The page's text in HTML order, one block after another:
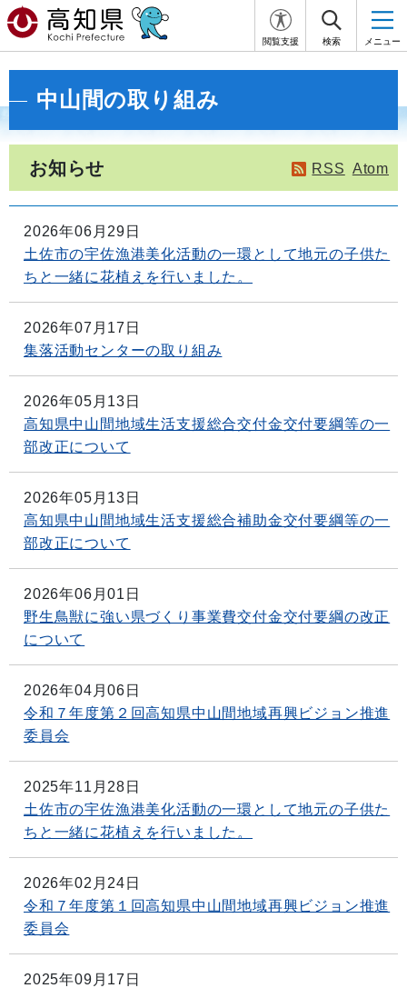
閲覧支援 検索 メニュー
中山間の取り組み
お知らせ RSS Atom
2026年06月29日
土佐市の宇佐漁港美化活動の一環として地元の子供た
ちと一緒に花植えを行いました。
2026年07月17日
集落活動センターの取り組み
2026年05月13日
高知県中山間地域生活支援総合交付金交付要綱等の一
部改正について
2026年05月13日
高知県中山間地域生活支援総合補助金交付要綱等の一
部改正について
2026年06月01日
野生鳥獣に強い県づくり事業費交付金交付要綱の改正
について
2026年04月06日
令和７年度第２回高知県中山間地域再興ビジョン推進
委員会
2025年11月28日
土佐市の宇佐漁港美化活動の一環として地元の子供た
ちと一緒に花植えを行いました。
2026年02月24日
令和７年度第１回高知県中山間地域再興ビジョン推進
委員会
2025年09月17日